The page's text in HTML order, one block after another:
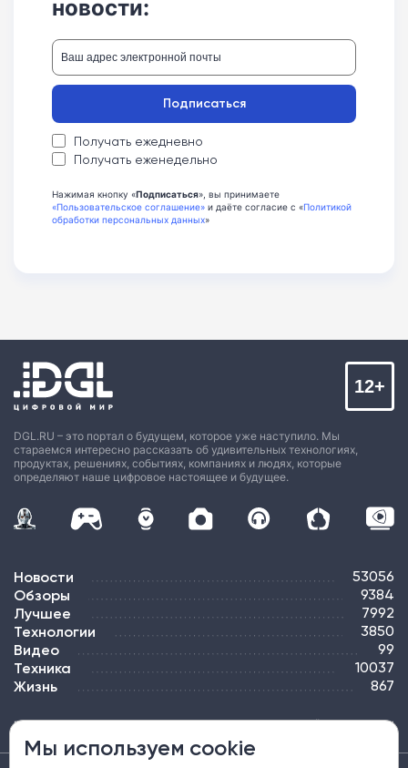
новости:
Получать ежедневно
Получать еженедельно
Подписаться
Нажимая кнопку «Подписаться», вы принимаете
«Пользовательское соглашение» и даёте согласие с «Политикой
обработки персональных данных»
DGL.RU – это портал о будущем, которое уже наступило. Мы
стараемся интересно рассказать об удивительных технологиях,
продуктах, решениях, событиях, компаниях и людях, которые
определяют наше цифровое настоящее и будущее.
12+
Новости 53056
Обзоры 9384
Лучшее 7992
Технологии 3850
Видео 99
Техника 10037
Жизнь 867
ПОДПИСКА РЕКЛАМА КОНТАКТЫ КАРТА САЙТА ТЭГИ
Мы используем cookie